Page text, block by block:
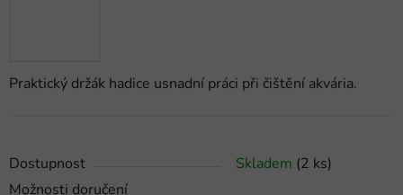
Praktický držák hadice usnadní práci při čištění akvária.
Dostupnost Skladem (2 ks)
Možnosti doručení